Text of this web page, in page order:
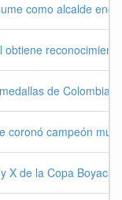
como alcalde
obtiene
de Colombia
coronó campeón
X de la Copa Boyacá